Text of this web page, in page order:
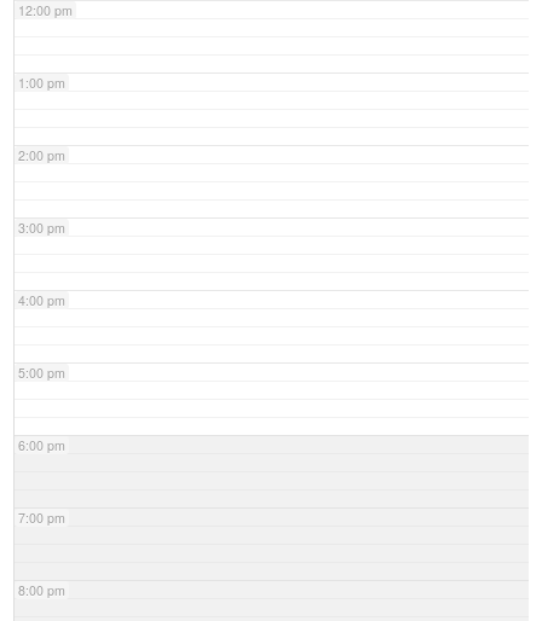
12:00 pm
1:00 pm
2:00 pm
3:00 pm
4:00 pm
5:00 pm
6:00 pm
7:00 pm
8:00 pm